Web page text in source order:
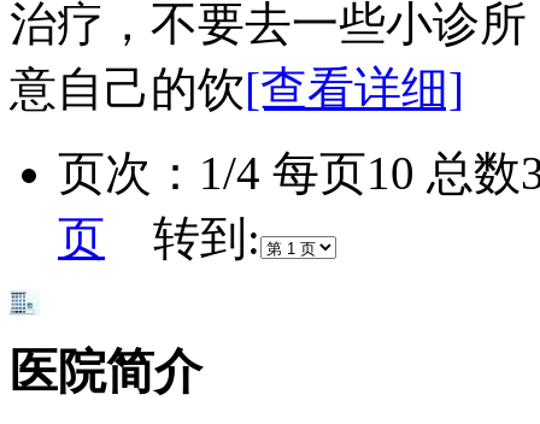
治疗，不要去一些小诊
意自己的饮[查看详细]
页次：1/4 每页10 总
页 转到:
医院简介